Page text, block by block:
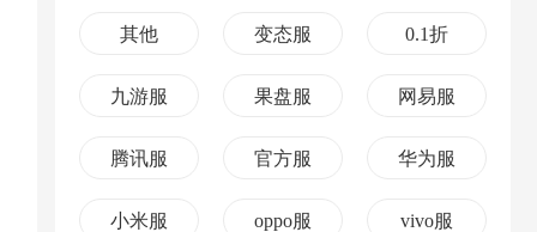
其他 变态服 0.1折
九游服 果盘服 网易服
腾讯服 官方服 华为服
小米服 oppo服 vivo服